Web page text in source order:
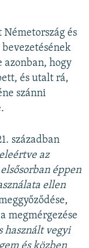
és
azonban, hogy
és utalt rá,
szánni
században
az
éppen
ellen
megmérgezése
használt vegyi